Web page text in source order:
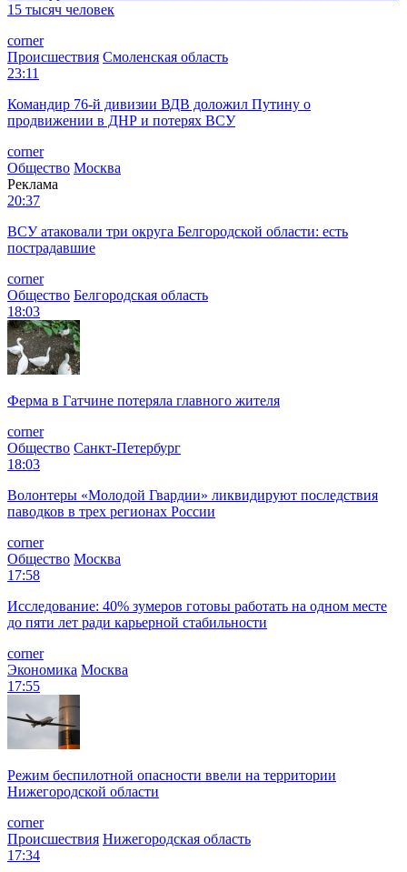
15 тысяч человек
corner
Происшествия Смоленская область
23:11
Командир 76-й дивизии ВДВ доложил Путину о
продвижении в ДНР и потерях ВСУ
corner
Общество Москва
Реклама
20:37
ВСУ атаковали три округа Белгородской области: есть
пострадавшие
corner
Общество Белгородская область
18:03
Ферма в Гатчине потеряла главного жителя
corner
Общество Санкт-Петербург
18:03
Волонтеры «Молодой Гвардии» ликвидируют последствия
паводков в трех регионах России
corner
Общество Москва
17:58
Исследование: 40% зумеров готовы работать на одном месте
до пяти лет ради карьерной стабильности
corner
Экономика Москва
17:55
Режим беспилотной опасности ввели на территории
Нижегородской области
corner
Происшествия Нижегородская область
17:34